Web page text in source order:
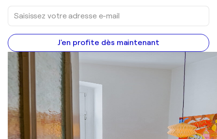
J'en profite dès maintenant